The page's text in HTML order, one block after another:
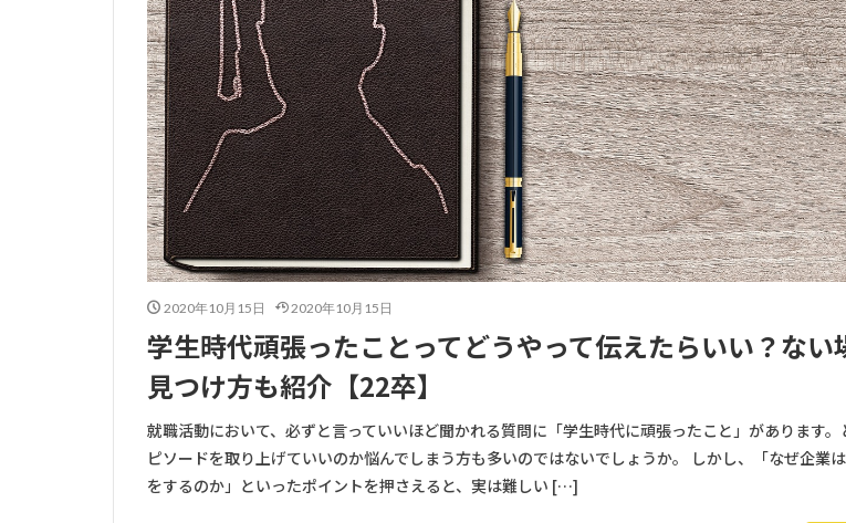
2020年10月15日 2020年10月15日
学生時代頑張ったことってどうやって伝えたらいい？ない
見つけ方も紹介【22卒】
就職活動において、必ずと言っていいほど聞かれる質問に「学生時代に頑張ったこと」があります。
ピソードを取り上げていいのか悩んでしまう方も多いのではないでしょうか。 しかし、「なぜ企業
をするのか」といったポイントを押さえると、実は難しい […]